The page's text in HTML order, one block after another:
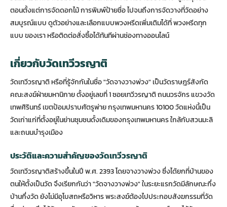
ตอนตั้งแต่การจัดดอกไม้ การพิมพ์ป้ายชื่อ ไปจนถึงการจัดวางที่วัดอย่าง
สมบูรณ์แบบ ดูตัวอย่างและเลือกแบบพวงหรีดเพิ่มเติมได้ที่พวงหรีดทุก
แบบของเรา หรือติดต่อสั่งซื้อได้ทันทีผ่านช่องทางออนไลน์
เกี่ยวกับวัดเทวีวรญาติ
วัดเทวีวรญาติ หรือที่รู้จักกันในชื่อ "วัดจางวางพ่วง" เป็นวัดราษฎร์สังกัด
คณะสงฆ์ฝ่ายมหานิกาย ตั้งอยู่เลขที่ 1 ซอยเทวีวรญาติ ถนนวรจักร แขวงวัด
เทพศิรินทร์ เขตป้อมปราบศัตรูพ่าย กรุงเทพมหานคร 10100 วัดแห่งนี้เป็น
วัดเก่าแก่ที่ตั้งอยู่ในย่านชุมชนดั้งเดิมของกรุงเทพมหานคร ใกล้กับสวนมะลิ
และถนนบำรุงเมือง
ประวัติและความสำคัญของวัดเทวีวรญาติ
วัดเทวีวรญาติสร้างขึ้นในปี พ.ศ. 2393 โดยจางวางพ่วง ซึ่งได้ยกที่บ้านของ
ตนให้ตั้งเป็นวัด จึงเรียกกันว่า "วัดจางวางพ่วง" ในระยะแรกวัดมีลักษณะกึ่ง
บ้านกึ่งวัด ยังไม่มีอุโบสถหรือวิหาร พระสงฆ์ต้องไปประกอบสังฆกรรมที่วัด